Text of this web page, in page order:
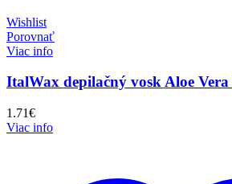
Wishlist
Porovnať
Viac info
ItalWax depilačný vosk Aloe
1.71€
Viac info